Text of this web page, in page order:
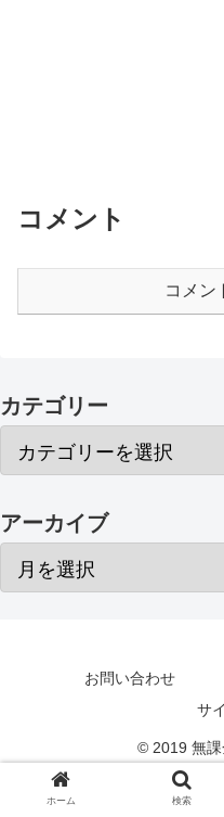
コメント
コメン
カテゴリー
アーカイブ
お問い合わせ
サ
© 2019 無課
ホーム 検索